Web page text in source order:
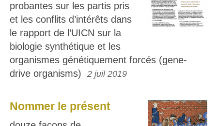
probantes sur les partis pris
et les conflits d’intérêts dans
le rapport de l’UICN sur la
biologie synthétique et les
organismes génétiquement forcés (gene-
drive organisms)
2 juil 2019
Nommer le présent